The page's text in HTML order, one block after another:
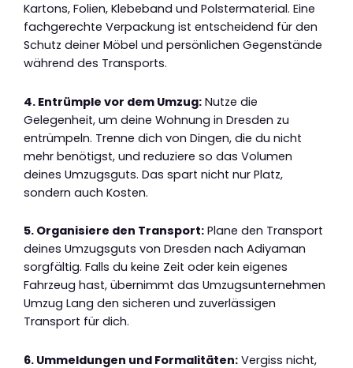
Kartons, Folien, Klebeband und Polstermaterial. Eine
fachgerechte Verpackung ist entscheidend für den
Schutz deiner Möbel und persönlichen Gegenstände
während des Transports.
4. Entrümple vor dem Umzug: Nutze die
Gelegenheit, um deine Wohnung in Dresden zu
entrümpeln. Trenne dich von Dingen, die du nicht
mehr benötigst, und reduziere so das Volumen
deines Umzugsguts. Das spart nicht nur Platz,
sondern auch Kosten.
5. Organisiere den Transport: Plane den Transport
deines Umzugsguts von Dresden nach Adiyaman
sorgfältig. Falls du keine Zeit oder kein eigenes
Fahrzeug hast, übernimmt das Umzugsunternehmen
Umzug Lang den sicheren und zuverlässigen
Transport für dich.
6. Ummeldungen und Formalitäten: Vergiss nicht,